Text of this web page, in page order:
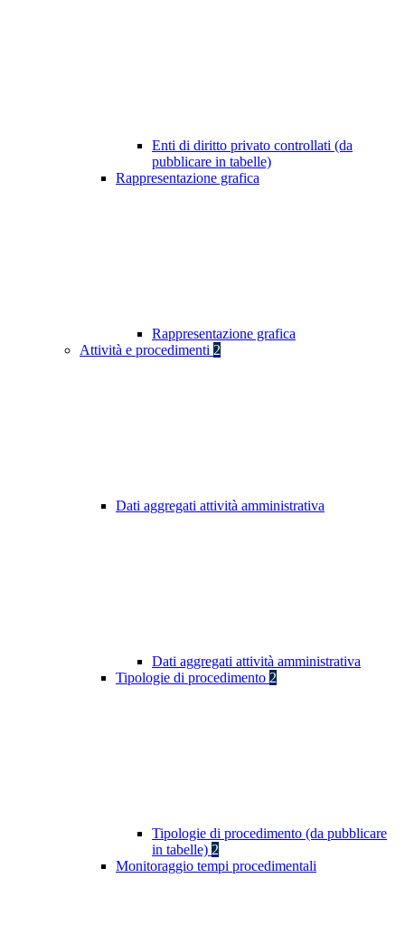
Enti di diritto privato controllati (da
pubblicare in tabelle)
Rappresentazione grafica
Rappresentazione grafica
Attività e procedimenti 2
Dati aggregati attività amministrativa
Dati aggregati attività amministrativa
Tipologie di procedimento 2
Tipologie di procedimento (da pubblicare
in tabelle) 2
Monitoraggio tempi procedimentali